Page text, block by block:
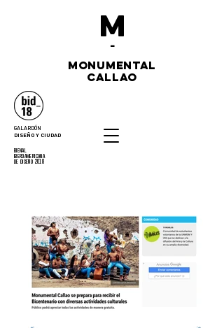
GALARDÓN
DISEÑO Y CIUDAD
bienal
iberoamericana
de diseño 2018
M
-
monumental
callao